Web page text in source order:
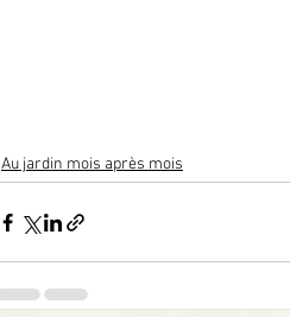
Au jardin mois après mois